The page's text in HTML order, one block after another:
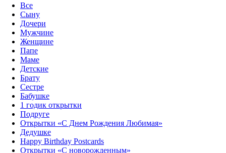
Все
Сыну
Дочери
Мужчине
Женщине
Папе
Маме
Детские
Брату
Сестре
Бабушке
1 годик открытки
Подруге
Открытки «С Днем Рождения Любимая»‎
Дедушке
Happy Birthday Postcards
Открытки «‎С новорожденным»